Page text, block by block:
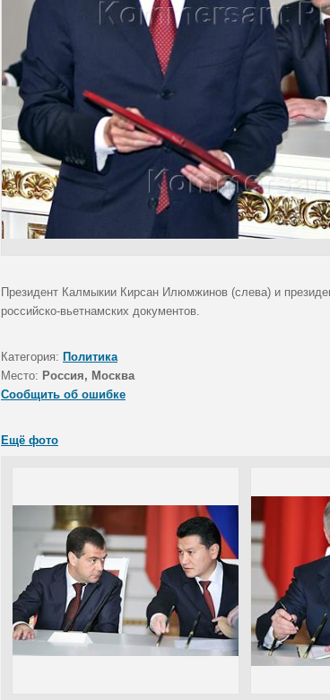
Президент Калмыкии Кирсан Илюмжинов (слева) и
российско-вьетнамских документов.
Категория: Политика
Место: Россия, Москва
Сообщить об ошибке
Ещё фото